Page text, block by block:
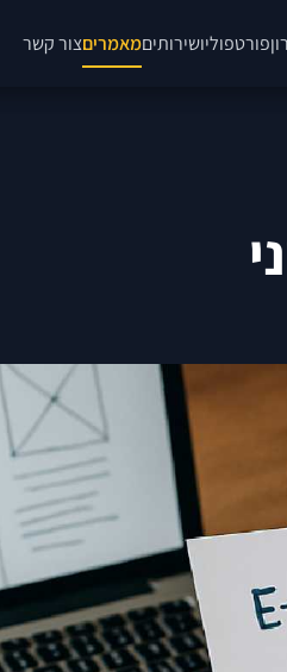
פורטפוליושירותיםמאמריםצור קשר